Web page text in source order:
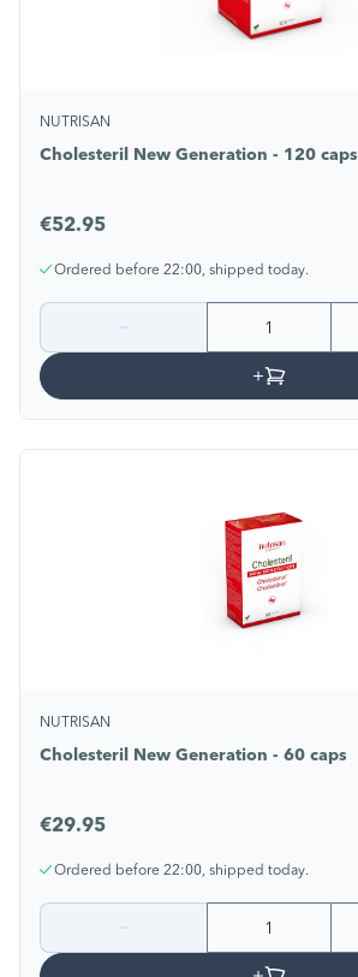
NUTRISAN
Cholesteril New Generation - 120 caps
€52.95
Ordered before 22:00, shipped today.
NUTRISAN
Cholesteril New Generation - 60 caps
€29.95
Ordered before 22:00, shipped today.